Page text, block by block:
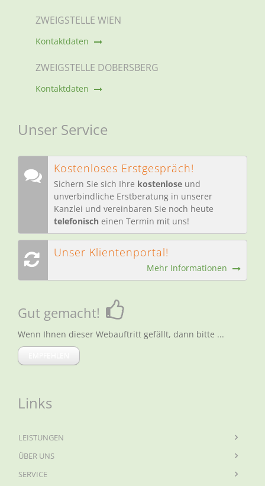
ZWEIGSTELLE WIEN
Kontaktdaten
ZWEIGSTELLE DOBERSBERG
Kontaktdaten
Unser Service
Kostenloses Erstgespräch!
Sichern Sie sich Ihre kostenlose und
unverbindliche Erstberatung in unserer
Kanzlei und vereinbaren Sie noch heute
telefonisch einen Termin mit uns!
Unser Klientenportal!
Mehr Informationen
Gut gemacht!
Wenn Ihnen dieser Webauftritt gefällt, dann bitte ...
Links
LEISTUNGEN
ÜBER UNS
SERVICE